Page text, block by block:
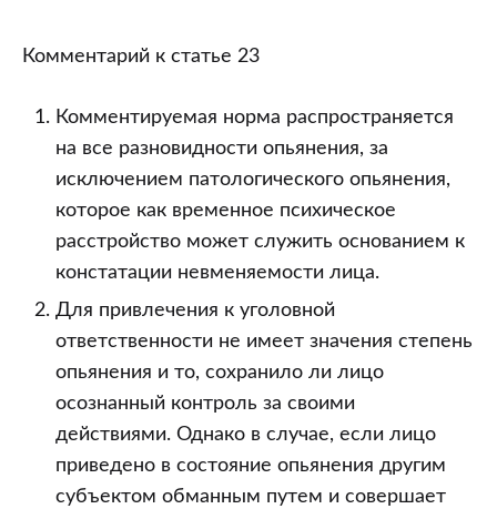
Уголовного
Российской
Федерации
Комментарий к статье 23
Комментируемая норма распространяется
на все разновидности опьянения, за
исключением патологического опьянения,
которое как временное психическое
расстройство может служить основанием к
констатации невменяемости лица.
Для привлечения к уголовной
ответственности не имеет значения степень
опьянения и то, сохранило ли лицо
осознанный контроль за своими
действиями. Однако в случае, если лицо
приведено в состояние опьянения другим
субъектом обманным путем и совершает